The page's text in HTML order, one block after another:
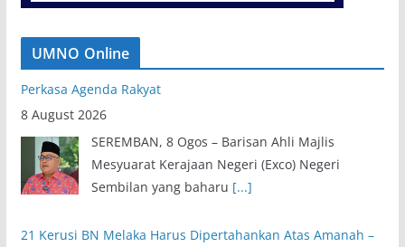
UMNO Online
21 Kerusi BN Melaka Harus Dipertahankan Atas Amanah –
Nurul Amirah
8 August 2026
KUALA LUMPUR, 8 Ogos – Ketua Pergerakan
Puteri UMNO Negeri Melaka, Nurul Amirah